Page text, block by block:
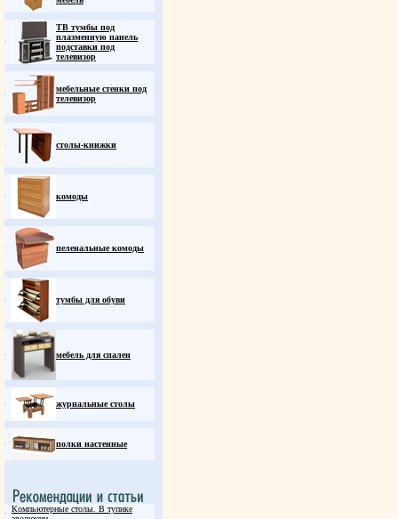
ТВ тумбы под
плазменную панель
подставки под
телевизор
мебельные стенки под
телевизор
столы-книжки
комоды
пеленальные комоды
тумбы для обуви
мебель для спален
журнальные столы
полки настенные
Компьютерные столы. В тупике